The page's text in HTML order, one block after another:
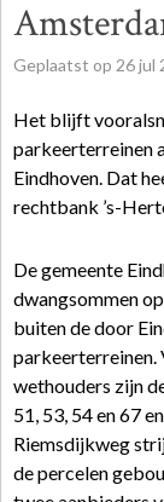
Geplaatst op 26jul
Het blijft
parkeerterreinen
Eindhoven. Dat
rechtbank ’s-
De gemeente
dwangsommen
buiten de door
parkeerterreinen.
wethouders zijn
51, 53, 54 en 67
Riemsdijkweg
de percelen